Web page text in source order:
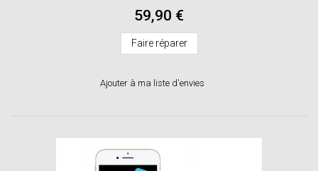
59,90 €
Faire réparer
Ajouter à ma liste d'envies